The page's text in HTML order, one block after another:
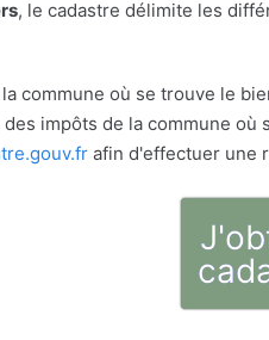
, le cadastre délimite les
commune où se trouve le
impôts de la commune où
afin d'effectuer une